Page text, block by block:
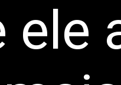
ele